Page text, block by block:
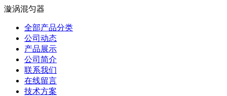
漩涡混匀器
全部产品分类
公司动态
产品展示
公司简介
联系我们
在线留言
技术方案